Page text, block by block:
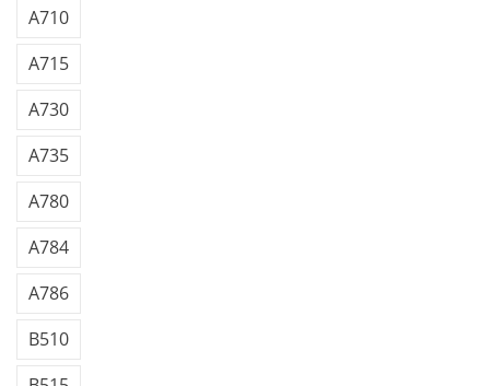
A710
A715
A730
A735
A780
A784
A786
B510